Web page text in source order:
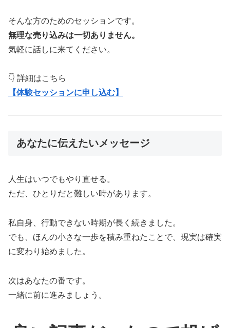
そんな方のためのセッションです。
無理な売り込みは一切ありません。
気軽に話しに来てください。
👇 詳細はこちら
【体験セッションに申し込む】
あなたに伝えたいメッセージ
人生はいつでもやり直せる。
ただ、ひとりだと難しい時があります。
私自身、行動できない時期が長く続きました。
でも、ほんの小さな一歩を積み重ねたことで、現実は確実
に変わり始めました。
次はあなたの番です。
一緒に前に進みましょう。